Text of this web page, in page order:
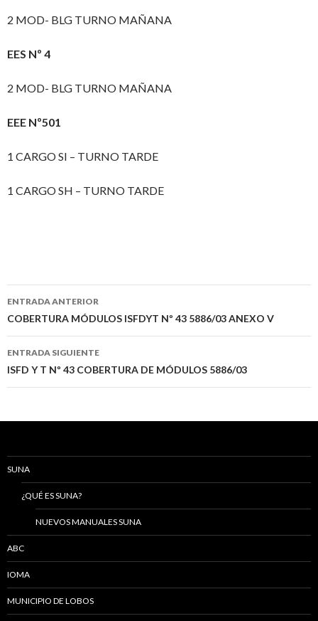
2 MOD- BLG TURNO MAÑANA
EES Nº 4
2 MOD- BLG TURNO MAÑANA
EEE Nº501
1 CARGO SI – TURNO TARDE
1 CARGO SH – TURNO TARDE
Navegación
de
entradas
ENTRADA ANTERIOR
COBERTURA MÓDULOS ISFDYT Nº 43 5886/03 ANEXO V
ENTRADA SIGUIENTE
ISFD Y T Nº 43 COBERTURA DE MÓDULOS 5886/03
SUNA
¿QUÉ ES SUNA?
NUEVOS MANUALES SUNA
ABC
IOMA
MUNICIPIO DE LOBOS